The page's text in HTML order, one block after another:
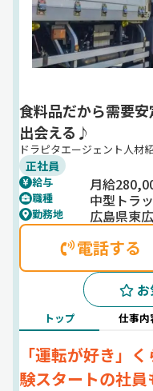
食料品だから需要
出会える♪
ドラピタエージェント人
正社員
給与 月給
職種 中型トラ
勤務地 広島県東
電話する
トップ 仕事内
「運転が好き」
験スタートの社